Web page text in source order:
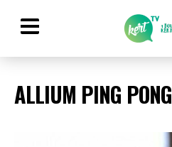
ALLIUM PING PONG